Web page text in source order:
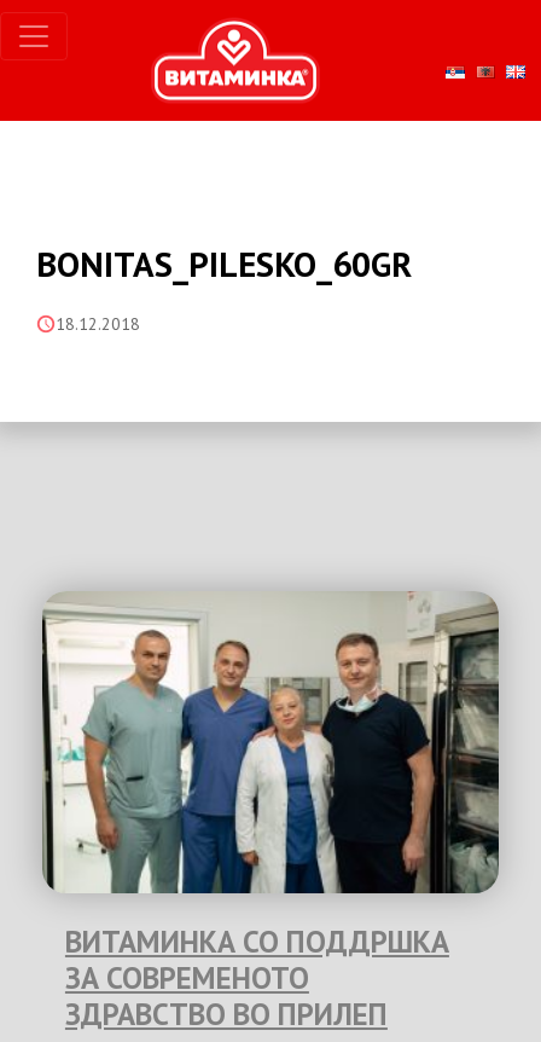
BONITAS_PILESKO_60GR
18.12.2018
ВИТАМИНКА СО ПОДДРШКА
ЗА СОВРЕМЕНОТО
ЗДРАВСТВО ВО ПРИЛЕП